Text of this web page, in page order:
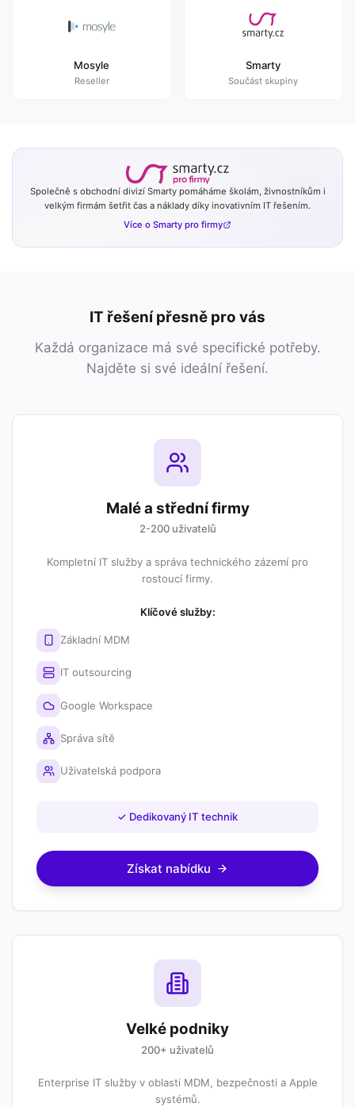
Mosyle
Reseller
Smarty
Součást skupiny
Společně s obchodní divizí Smarty pomáháme školám, živnostníkům i
velkým firmám šetřit čas a náklady díky inovativním IT řešením.
Více o Smarty pro firmy
IT řešení přesně pro vás
Každá organizace má své specifické potřeby.
Najděte si své ideální řešení.
Malé a střední firmy
2-200 uživatelů
Kompletní IT služby a správa technického zázemí pro
rostoucí firmy.
Klíčové služby:
Základní MDM
IT outsourcing
Google Workspace
Správa sítě
Uživatelská podpora
✓ Dedikovaný IT technik
Získat nabídku
Velké podniky
200+ uživatelů
Enterprise IT služby v oblasti MDM, bezpečnosti a Apple
systémů.